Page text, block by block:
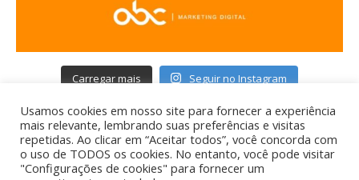
Carregar mais Seguir no Instagram
Usamos cookies em nosso site para fornecer a experiência
mais relevante, lembrando suas preferências e visitas
repetidas. Ao clicar em “Aceitar todos”, você concorda com
o uso de TODOS os cookies. No entanto, você pode visitar
"Configurações de cookies" para fornecer um